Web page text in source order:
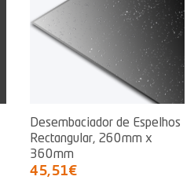
Desembaciador de Espelhos
Rectangular, 260mm x
360mm
45,51€